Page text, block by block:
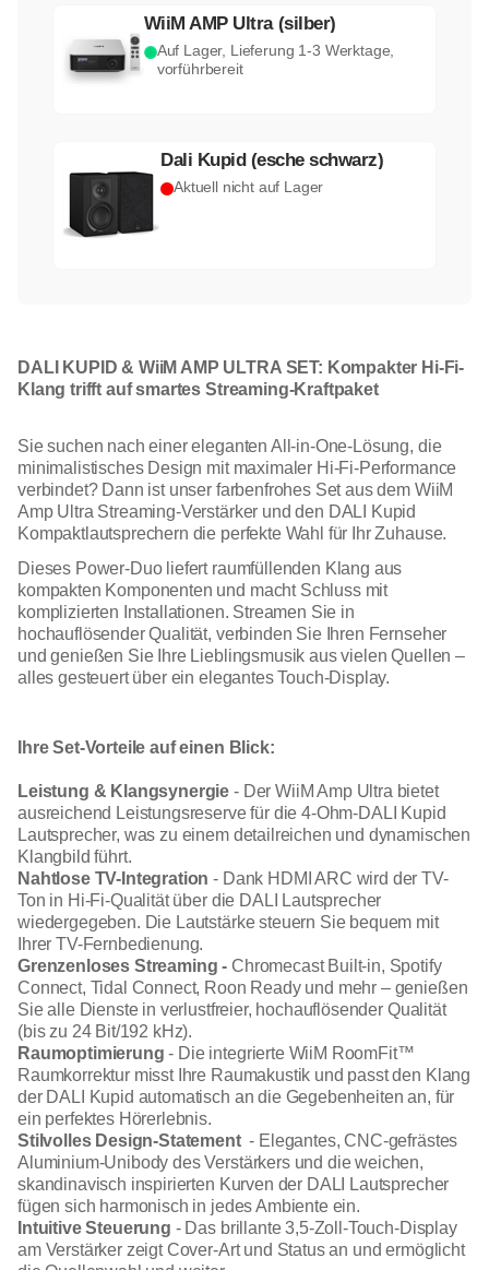
WiiM AMP Ultra (silber)
Auf Lager, Lieferung 1-3 Werktage,
vorführbereit
Dali Kupid (esche schwarz)
Aktuell nicht auf Lager
DALI KUPID & WiiM AMP ULTRA SET: Kompakter Hi-Fi-
Klang trifft auf smartes Streaming-Kraftpaket
Sie suchen nach einer eleganten All-in-One-Lösung, die
minimalistisches Design mit maximaler Hi-Fi-Performance
verbindet? Dann ist unser farbenfrohes Set aus dem WiiM
Amp Ultra Streaming-Verstärker und den DALI Kupid
Kompaktlautsprechern die perfekte Wahl für Ihr Zuhause.
Dieses Power-Duo liefert raumfüllenden Klang aus
kompakten Komponenten und macht Schluss mit
komplizierten Installationen. Streamen Sie in
hochauflösender Qualität, verbinden Sie Ihren Fernseher
und genießen Sie Ihre Lieblingsmusik aus vielen Quellen –
alles gesteuert über ein elegantes Touch-Display.
Ihre Set-Vorteile auf einen Blick:
Leistung & Klangsynergie - Der WiiM Amp Ultra bietet
ausreichend Leistungsreserve für die 4-Ohm-DALI Kupid
Lautsprecher, was zu einem detailreichen und dynamischen
Klangbild führt.
Nahtlose TV-Integration - Dank HDMI ARC wird der TV-
Ton in Hi-Fi-Qualität über die DALI Lautsprecher
wiedergegeben. Die Lautstärke steuern Sie bequem mit
Ihrer TV-Fernbedienung.
Grenzenloses Streaming - Chromecast Built-in, Spotify
Connect, Tidal Connect, Roon Ready und mehr – genießen
Sie alle Dienste in verlustfreier, hochauflösender Qualität
(bis zu 24 Bit/192 kHz).
Raumoptimierung - Die integrierte WiiM RoomFit™
Raumkorrektur misst Ihre Raumakustik und passt den Klang
der DALI Kupid automatisch an die Gegebenheiten an, für
ein perfektes Hörerlebnis.
Stilvolles Design-Statement- Elegantes, CNC-gefrästes
Aluminium-Unibody des Verstärkers und die weichen,
skandinavisch inspirierten Kurven der DALI Lautsprecher
fügen sich harmonisch in jedes Ambiente ein.
Intuitive Steuerung - Das brillante 3,5-Zoll-Touch-Display
am Verstärker zeigt Cover-Art und Status an und ermöglicht